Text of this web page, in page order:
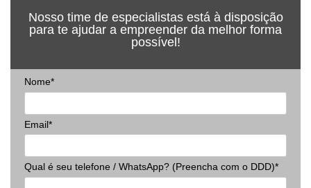
Nosso time de especialistas está à disposição
para te ajudar a empreender da melhor forma
possível!
Nome*
Email*
Qual é seu telefone / WhatsApp? (Preencha com o DDD)*